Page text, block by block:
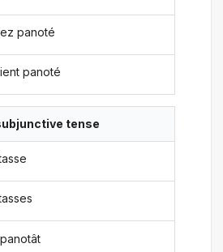
panoté
panoté
tense